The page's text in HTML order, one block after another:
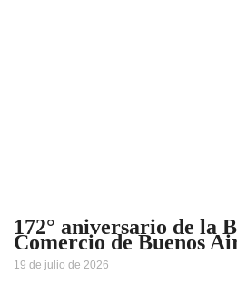
172° aniversario de la
Comercio de Buenos
19 de julio de 2026